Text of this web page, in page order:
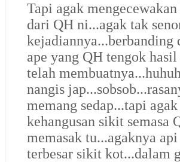
Tapi agak
dari QH ni...agak tak
kejadiannya...berbanding
ape yang QH tengok
telah
nangis
memang sedap...tapi agak
kehangusan sikit semasa
memasak tu...agaknya
terbesar sikit kot...dalam